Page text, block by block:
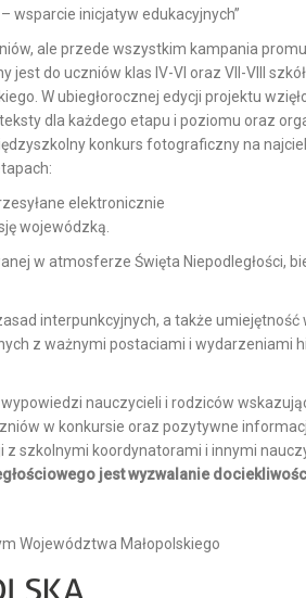
wsparcie inicjatyw edukacyjnych”
ale przede wszystkim kampania
do uczniów klas IV-VI oraz VII-VIII
W ubiegłorocznej edycji projektu
dla każdego etapu i poziomu oraz
konkurs fotograficzny na
elektronicznie
wojewódzką.
w atmosferze Święta Niepodległości,
interpunkcyjnych, a także umiejętność
z ważnymi postaciami i wydarzeniami
nauczycieli i rodziców
w konkursie oraz pozytywne
z szkolnymi koordynatorami i innymi
jest wyzwalanie
Województwa Małopolskiego